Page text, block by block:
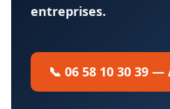
entreprises.
📞 06 58 10 30 39